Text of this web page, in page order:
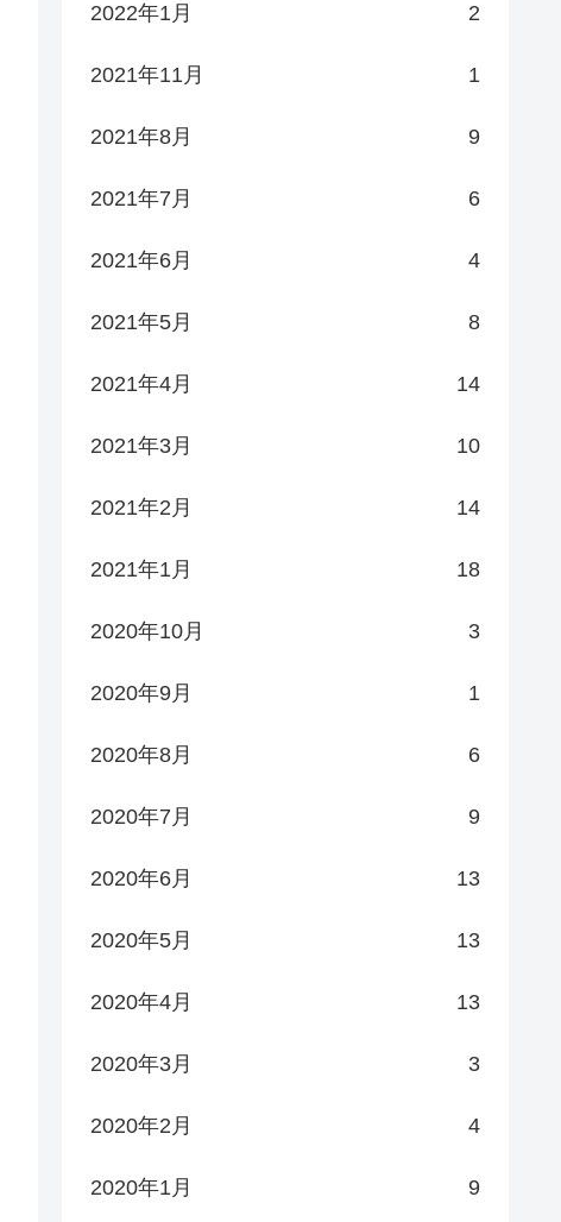
2022年1月 2
2021年11月 1
2021年8月 9
2021年7月 6
2021年6月 4
2021年5月 8
2021年4月 14
2021年3月 10
2021年2月 14
2021年1月 18
2020年10月 3
2020年9月 1
2020年8月 6
2020年7月 9
2020年6月 13
2020年5月 13
2020年4月 13
2020年3月 3
2020年2月 4
2020年1月 9